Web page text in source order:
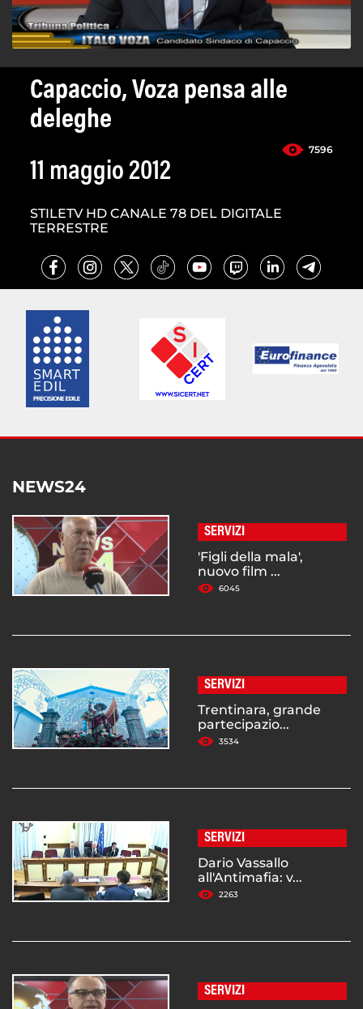
Capaccio, Voza pensa alle
deleghe
7596
11 maggio 2012
STILETV HD CANALE 78 DEL DIGITALE
TERRESTRE
NEWS24
SERVIZI
'Figli della mala',
nuovo film ...
6045
SERVIZI
Trentinara, grande
partecipazio...
3534
SERVIZI
Dario Vassallo
all'Antimafia: v...
2263
SERVIZI